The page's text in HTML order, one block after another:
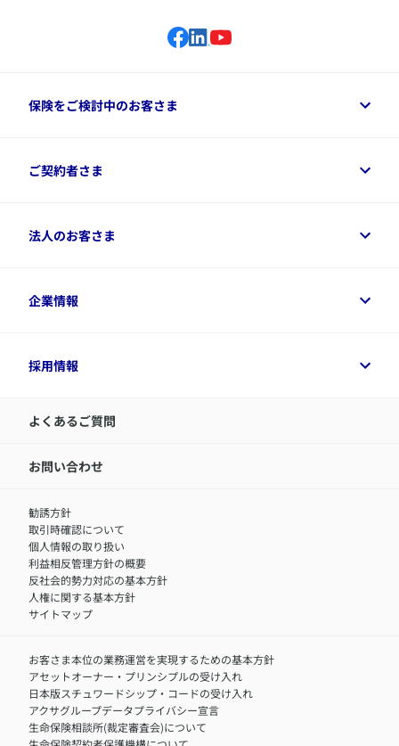
保険をご検討中のお客さま
保険をご検討中のお客さまトップ
資料請求
変額保険各種情報
ご契約者さま
ご契約者さまトップ
デジタル約款
令和8年（2026年）分の生命保険料控除証明書について
アクサのネット完結保険（旧アクサダイレクト生命）
法人のお客さま
法人のお客さまトップ
経営者サポートサービス
企業情報
企業情報トップ
アクサ生命が選ばれる理由
IR情報
サステナビリティの取り組み
​お客さまを金融犯罪からお守りするために
アクサグループについて
採用情報
採用情報トップ
中途採用：内勤正社員
職）
中途採用：フィナンシャルプラン・アドバイザー（営業職）
障害者採用
よくあるご質問
お問い合わせ
勧誘方針
取引時確認について
個人情報の取り扱い
利益相反管理方針の概要
反社会的勢力対応の基本方針
人権に関する基本方針
サイトマップ
お客さま本位の業務運営を実現するための基本方針
アセットオーナー・プリンシプルの受け入れ
日本版スチュワードシップ・コードの受け入れ
アクサグループデータプライバシー宣言
生命保険相談所(裁定審査会)について